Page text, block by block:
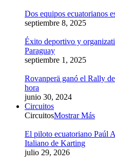
Dos equipos ecuatorianos
septiembre 8, 2025
Éxito deportivo y
Paraguay
septiembre 1, 2025
Rovanperä ganó el Rally
hora
junio 30, 2024
Circuitos
CircuitosMostrar Más
El piloto ecuatoriano Paúl
Italiano de Karting
julio 29, 2026